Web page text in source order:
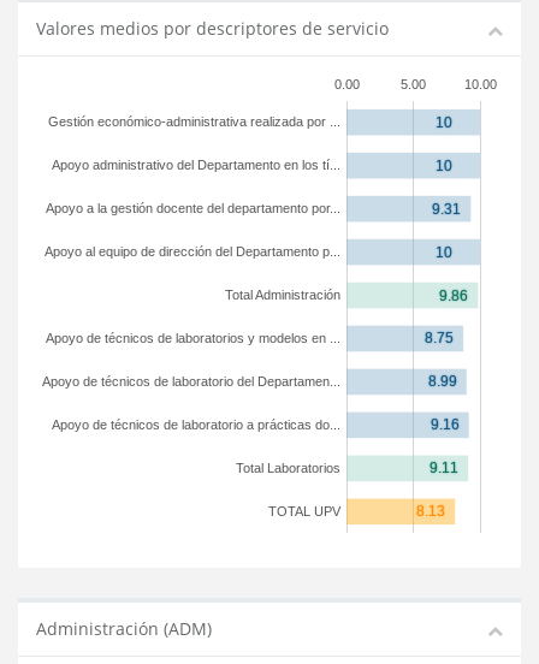
Valores medios por descriptores de servicio
0.00 5.00 10.00
TOTAL UPV
Total Laboratorios
Apoyo de técnicos de laboratorio a prácticas do...
Apoyo de técnicos de laboratorio del Departamen...
Apoyo de técnicos de laboratorios y modelos en ...
Total Administración
Apoyo al equipo de dirección del Departamento p...
Apoyo a la gestión docente del departamento por...
Apoyo administrativo del Departamento en los tí...
Gestión económico-administrativa realizada por ...
Administración (ADM)